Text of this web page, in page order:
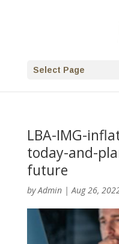
Select Page
LBA-IMG-
today-and-
future
byAdmin|Aug 26,